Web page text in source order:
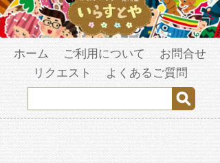
ホーム ご利用について
お問合せ
リクエスト
よくあるご質問